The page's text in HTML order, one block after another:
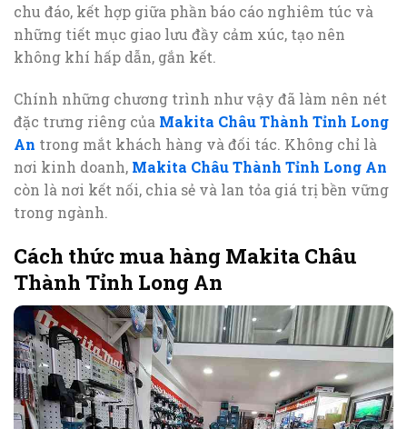
chu đáo, kết hợp giữa phần báo cáo nghiêm túc và
những tiết mục giao lưu đầy cảm xúc, tạo nên
không khí hấp dẫn, gắn kết.
Chính những chương trình như vậy đã làm nên nét
đặc trưng riêng của Makita Châu Thành Tỉnh Long
An trong mắt khách hàng và đối tác. Không chỉ là
nơi kinh doanh, Makita Châu Thành Tỉnh Long An
còn là nơi kết nối, chia sẻ và lan tỏa giá trị bền vững
trong ngành.
Cách thức mua hàng Makita Châu
Thành Tỉnh Long An